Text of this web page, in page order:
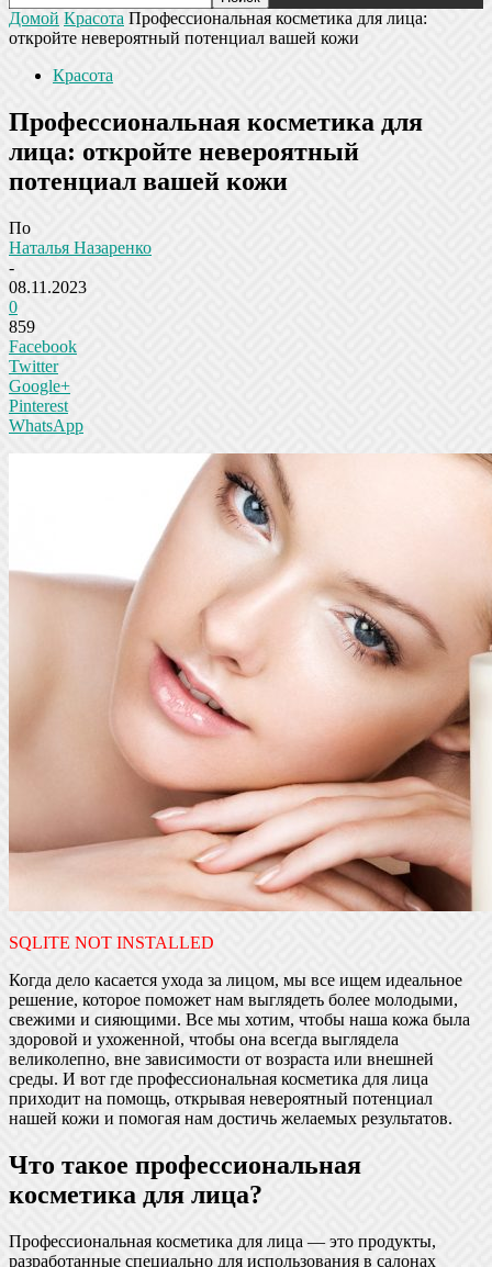
Домой Красота Профессиональная косметика для лица:
откройте невероятный потенциал вашей кожи
Красота
Профессиональная косметика для
лица: откройте невероятный
потенциал вашей кожи
По
Наталья Назаренко
-
08.11.2023
0
859
Facebook
Twitter
Google+
Pinterest
WhatsApp
SQLITE NOT INSTALLED
Когда дело касается ухода за лицом, мы все ищем идеальное
решение, которое поможет нам выглядеть более молодыми,
свежими и сияющими. Все мы хотим, чтобы наша кожа была
здоровой и ухоженной, чтобы она всегда выглядела
великолепно, вне зависимости от возраста или внешней
среды. И вот где профессиональная косметика для лица
приходит на помощь, открывая невероятный потенциал
нашей кожи и помогая нам достичь желаемых результатов.
Что такое профессиональная
косметика для лица?
Профессиональная косметика для лица — это продукты,
разработанные специально для использования в салонах